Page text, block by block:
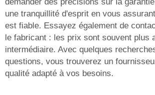
une tranquillité d'esprit en vous
est fiable. Essayez également de
le fabricant : les prix sont souvent plus
intermédiaire. Avec quelques
questions, vous trouverez un
qualité adapté à vos besoins.